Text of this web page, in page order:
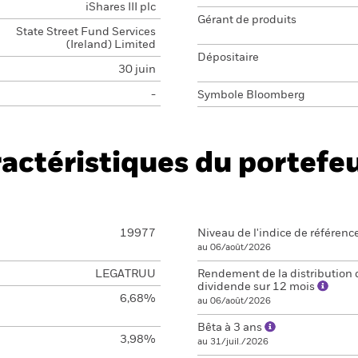
iShares III plc
State Street Fund Services
(Ireland) Limited
30 juin
-
Gérant de produits
Dépositaire
Symbole Bloomberg
du
19977
LEGATRUU
6,68%
3,98%
Niveau de l'indice de
au 06/août/2026
Rendement de la distribution
dividende sur 12 mois
au 06/août/2026
Bêta à 3 ans
au 31/juil./2026